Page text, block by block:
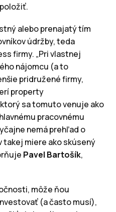
alebo prenajatý tím
údržby, teda
firmy. „Pri vlastnej
nájomcu (a to
pridružené firmy,
property
sa tomuto venuje ako
pracovnému
nemá prehľad o
miere ako skúsený
Pavel Bartošík,
môže ňou
(a často musí),